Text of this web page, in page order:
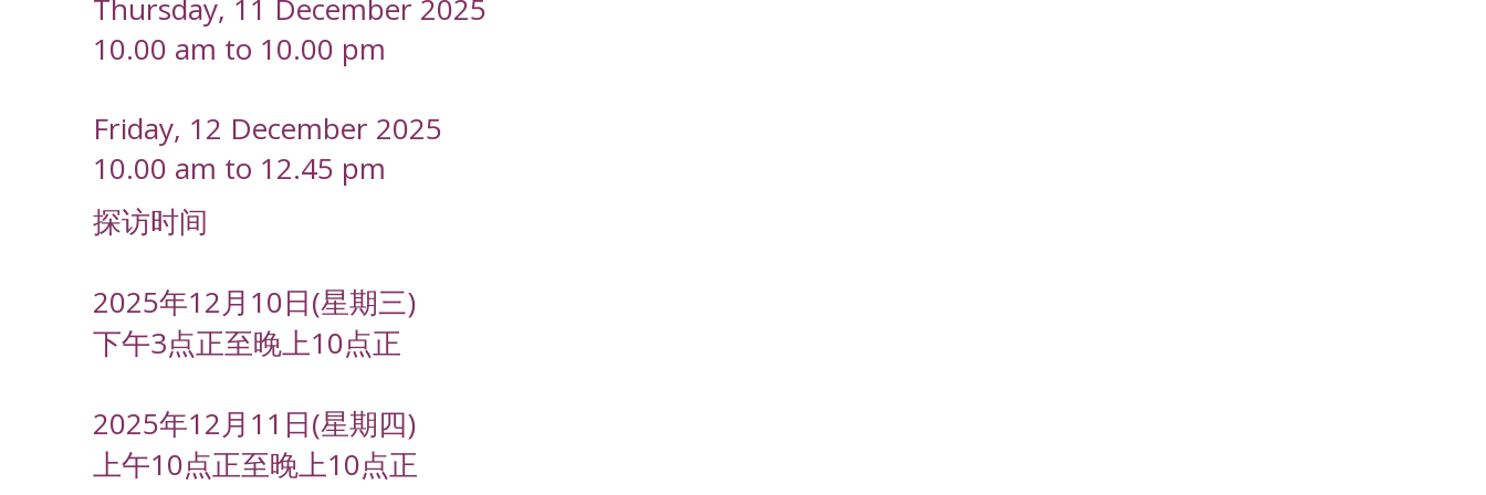
Thursday, 11 December 2025
10.00 am to 10.00 pm
Friday, 12 December 2025
10.00 am to 12.45 pm
探访时间
2025年12月10日(星期三)
下午3点正至晚上10点正
2025年12月11日(星期四)
上午10点正至晚上10点正